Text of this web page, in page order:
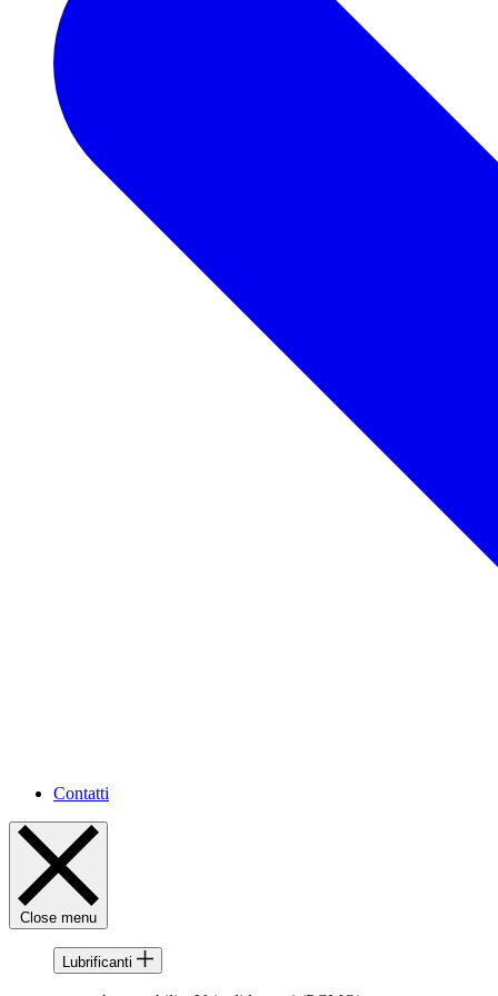
Contatti
Close menu
Lubrificanti